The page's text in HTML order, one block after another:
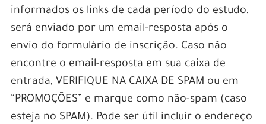
informados os links de cada período do estudo,
será enviado por um email-resposta após o
envio do formulário de inscrição. Caso não
encontre o email-resposta em sua caixa de
entrada, VERIFIQUE NA CAIXA DE SPAM ou em
“PROMOÇÕES” e marque como não-spam (caso
esteja no SPAM). Pode ser útil incluir o endereço